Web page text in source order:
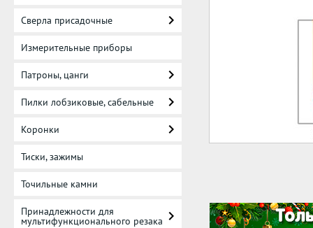
Сверла присадочные
Измерительные приборы
Патроны, цанги
Пилки лобзиковые, сабельные
Коронки
Тиски, зажимы
Точильные камни
Принадлежности для
мультифункционального резака